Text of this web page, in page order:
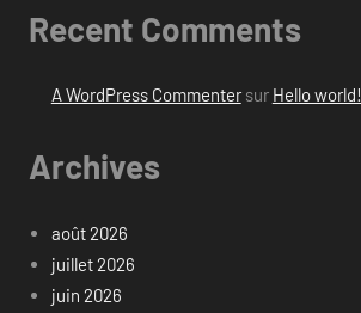
Recent Comments
A WordPress Commentersur Hello world!
Archives
août 2026
juillet 2026
juin 2026